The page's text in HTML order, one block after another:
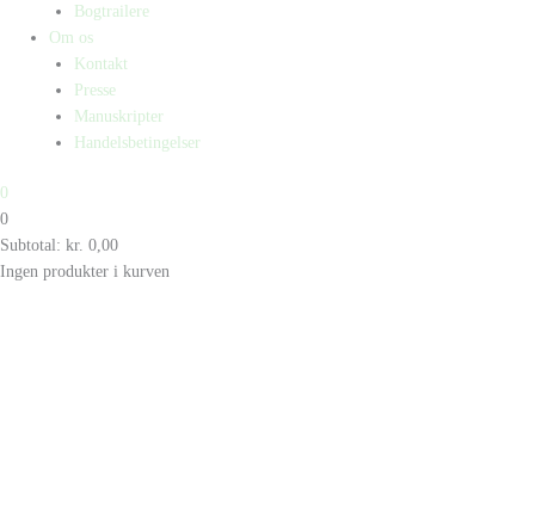
Bogtrailere
Om os
Kontakt
Presse
Manuskripter
Handelsbetingelser
0
0
Subtotal: kr. 0,00
Ingen produkter i kurven